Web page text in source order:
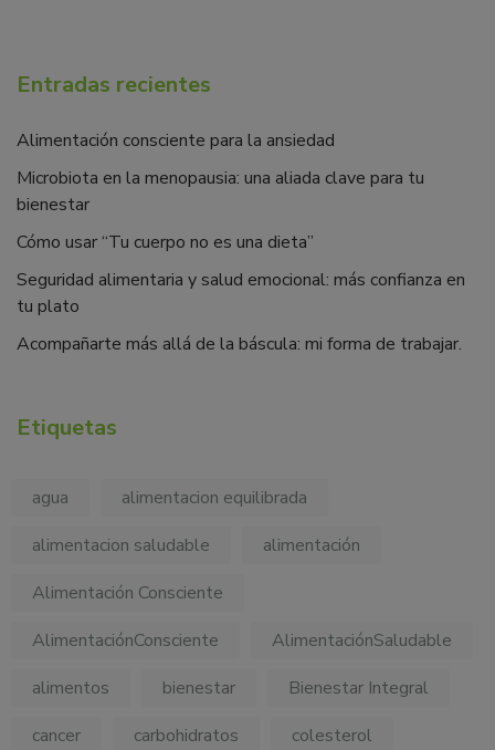
Entradas recientes
Alimentación consciente para la ansiedad
Microbiota en la menopausia: una aliada clave para tu
bienestar
Cómo usar “Tu cuerpo no es una dieta”
Seguridad alimentaria y salud emocional: más confianza en
tu plato
Acompañarte más allá de la báscula: mi forma de trabajar.
Etiquetas
agua
alimentacion equilibrada
alimentacion saludable
alimentación
Alimentación Consciente
AlimentaciónConsciente
AlimentaciónSaludable
alimentos
bienestar
Bienestar Integral
cancer
carbohidratos
colesterol